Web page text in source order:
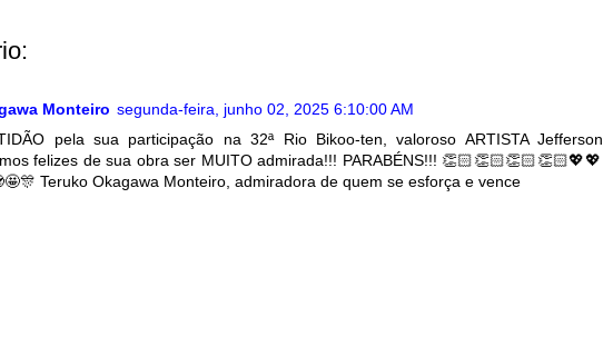
Monteiro segunda-feira, junho 02, 2025 6:10:00 AM
pela sua participação na 32ª Rio Bikoo-ten, valoroso ARTISTA Jefferson
felizes de sua obra ser MUITO admirada!!! PARABÉNS!!! 👏🏻👏🏻👏🏻👏🏻💖💖
Teruko Okagawa Monteiro, admiradora de quem se esforça e vence